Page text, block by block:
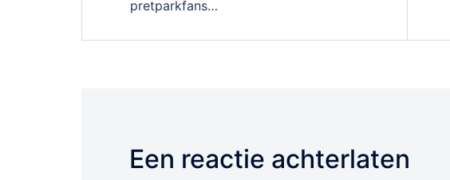
navigation
pretparkfans…
Een reactie achterlaten